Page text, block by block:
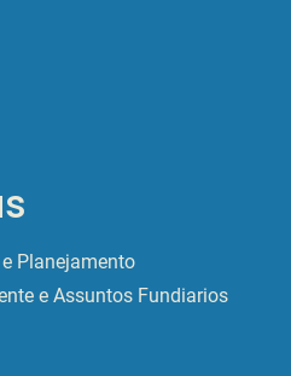
Planejamento
e Assuntos Fundiarios